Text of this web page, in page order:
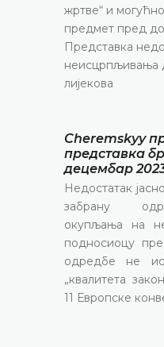
жртве“ и
предмет пред
Представка
неисцрпљивања
лијекова
Cheremskyy
представка
децембар
Недостатак
забрану
окупљања на
подносиоцу
одредбе не
„квалитета
11 Европске